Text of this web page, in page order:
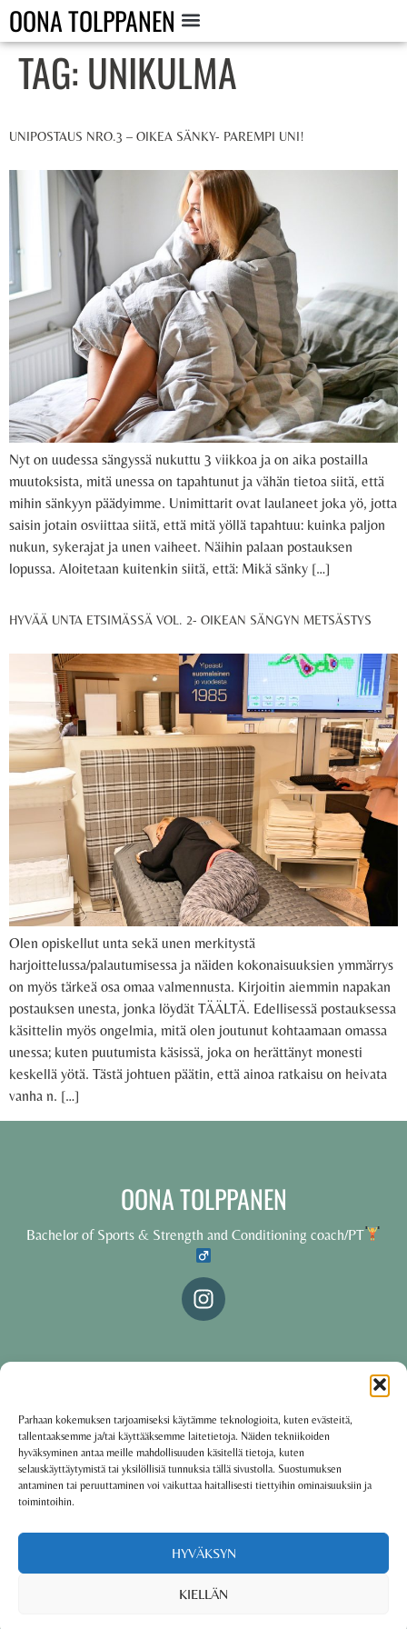
Parhaan kokemuksen tarjoamiseksi käytämme teknologioita, kuten evästeitä,
tallentaaksemme ja/tai käyttääksemme laitetietoja. Näiden tekniikoiden
hyväksyminen antaa meille mahdollisuuden käsitellä tietoja, kuten
selauskäyttäytymistä tai yksilöllisiä tunnuksia tällä sivustolla. Suostumuksen
antaminen tai peruuttaminen voi vaikuttaa haitallisesti tiettyihin ominaisuuksiin ja
toimintoihin.
HYVÄKSYN
KIELLÄN
OONA TOLPPANEN
TAG: UNIKULMA
UNIPOSTAUS NRO.3 – OIKEA SÄNKY- PAREMPI UNI!
Nyt on uudessa sängyssä nukuttu 3 viikkoa ja on aika postailla
muutoksista, mitä unessa on tapahtunut ja vähän tietoa siitä, että
mihin sänkyyn päädyimme. Unimittarit ovat laulaneet joka yö, jotta
saisin jotain osviittaa siitä, että mitä yöllä tapahtuu: kuinka paljon
nukun, sykerajat ja unen vaiheet. Näihin palaan postauksen
lopussa. Aloitetaan kuitenkin siitä, että: Mikä sänky […]
HYVÄÄ UNTA ETSIMÄSSÄ VOL. 2- OIKEAN SÄNGYN METSÄSTYS
Olen opiskellut unta sekä unen merkitystä
harjoittelussa/palautumisessa ja näiden kokonaisuuksien ymmärrys
on myös tärkeä osa omaa valmennusta. Kirjoitin aiemmin napakan
postauksen unesta, jonka löydät TÄÄLTÄ. Edellisessä postauksessa
käsittelin myös ongelmia, mitä olen joutunut kohtaamaan omassa
unessa; kuten puutumista käsissä, joka on herättänyt monesti
keskellä yötä. Tästä johtuen päätin, että ainoa ratkaisu on heivata
vanha n. […]
OONA TOLPPANEN
Bachelor of Sports & Strength and Conditioning coach/PT
Käyttöehdot·Tietosuojakäytäntö